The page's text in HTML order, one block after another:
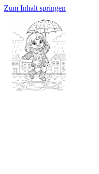
Zum Inhalt springen